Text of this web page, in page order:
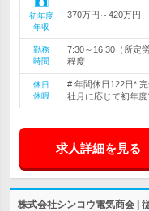
初年度
年収
370万円～420万円
勤務
時間
7:30～16:30（所定
程度
休日
休暇
# 年間休日122日*
社月に応じて初年度
求人詳細を見る
株式会社シンコウ電気商会 |